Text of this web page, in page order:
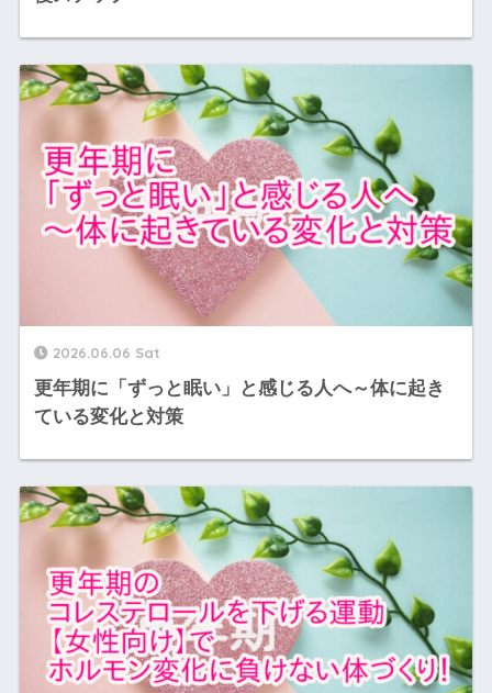
2026.06.06 Sat
更年期に「ずっと眠い」と感じる人へ～体に起き
ている変化と対策